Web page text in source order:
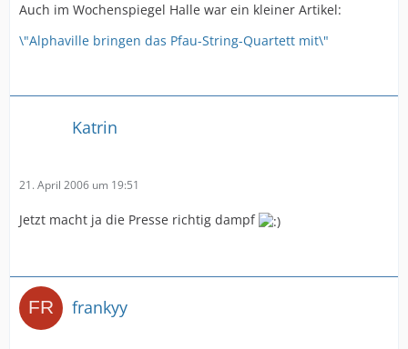
Auch im Wochenspiegel Halle war ein kleiner Artikel:
\"Alphaville bringen das Pfau-String-Quartett mit\"
Katrin
21. April 2006 um 19:51
Jetzt macht ja die Presse richtig dampf
frankyy